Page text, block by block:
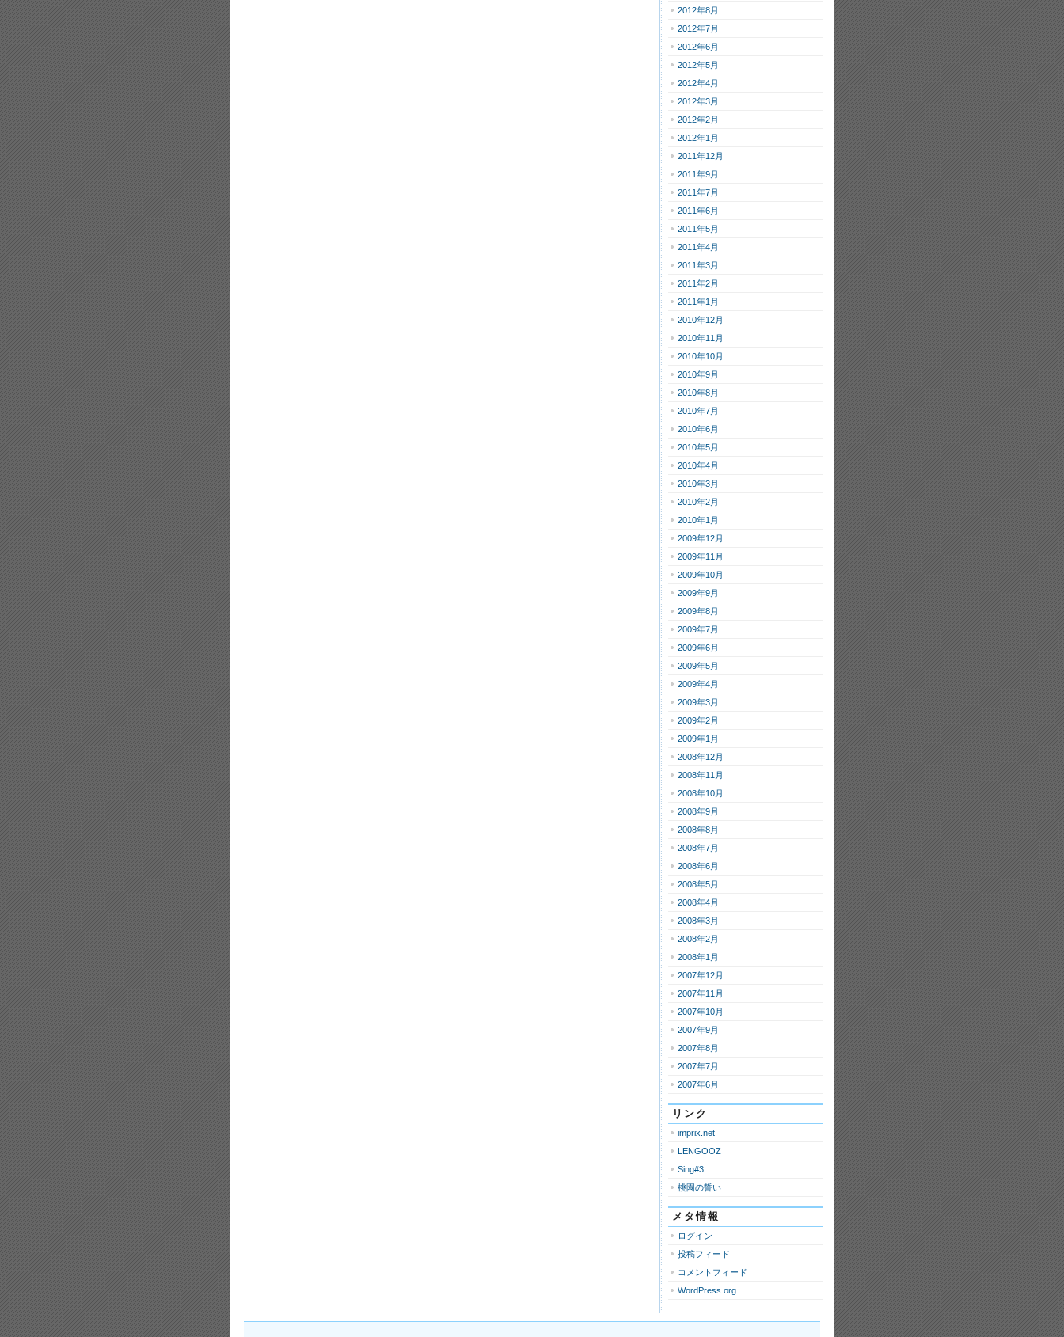
2012年8月
2012年7月
2012年6月
2012年5月
2012年4月
2012年3月
2012年2月
2012年1月
2011年12月
2011年9月
2011年7月
2011年6月
2011年5月
2011年4月
2011年3月
2011年2月
2011年1月
2010年12月
2010年11月
2010年10月
2010年9月
2010年8月
2010年7月
2010年6月
2010年5月
2010年4月
2010年3月
2010年2月
2010年1月
2009年12月
2009年11月
2009年10月
2009年9月
2009年8月
2009年7月
2009年6月
2009年5月
2009年4月
2009年3月
2009年2月
2009年1月
2008年12月
2008年11月
2008年10月
2008年9月
2008年8月
2008年7月
2008年6月
2008年5月
2008年4月
2008年3月
2008年2月
2008年1月
2007年12月
2007年11月
2007年10月
2007年9月
2007年8月
2007年7月
2007年6月
リンク
imprix.net
LENGOOZ
Sing#3
桃園の誓い
メタ情報
ログイン
投稿フィード
コメントフィード
WordPress.org